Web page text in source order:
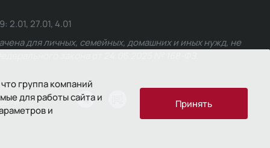
группа компаний
для работы сайта и
и
Принять
27.01, 4.01
для личных, семейных, домашних и иных нужд, не